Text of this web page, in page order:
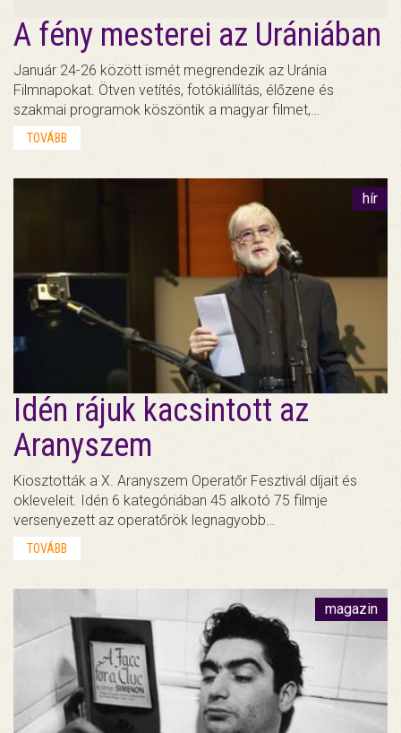
A fény mesterei az Urániában
Január 24-26 között ismét megrendezik az Uránia
Filmnapokat. Ötven vetítés, fotókiállítás, élőzene és
szakmai programok köszöntik a magyar filmet,…
TOVÁBB
hír
Idén rájuk kacsintott az
Aranyszem
Kiosztották a X. Aranyszem Operatőr Fesztivál díjait és
okleveleit. Idén 6 kategóriában 45 alkotó 75 filmje
versenyezett az operatőrök legnagyobb…
TOVÁBB
magazin